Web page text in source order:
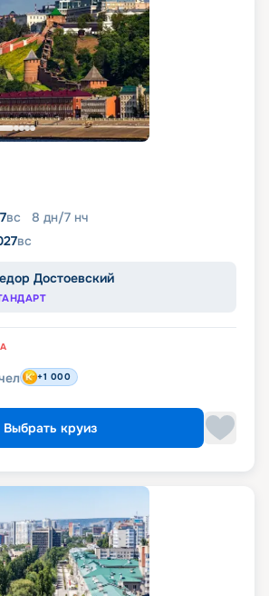
вс 8 дн/7 нч
вс
Достоевский
+1 000
Выбрать круиз